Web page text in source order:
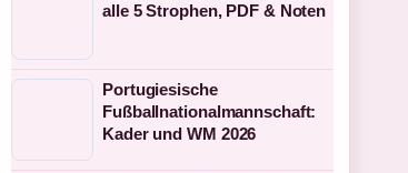
alle 5 Strophen, PDF & Noten
Portugiesische
Fußballnationalmannschaft:
Kader und WM 2026